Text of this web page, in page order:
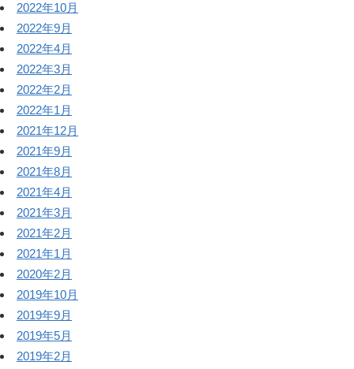
2022年10月
2022年9月
2022年4月
2022年3月
2022年2月
2022年1月
2021年12月
2021年9月
2021年8月
2021年4月
2021年3月
2021年2月
2021年1月
2020年2月
2019年10月
2019年9月
2019年5月
2019年2月